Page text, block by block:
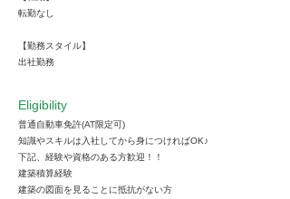
転勤なし
【勤務スタイル】
出社勤務
Eligibility
普通自動車免許(AT限定可)
知識やスキルは入社してから身につければOK♪
下記、経験や資格のある方歓迎！！
建築積算経験
建築の図面を見ることに抵抗がない方